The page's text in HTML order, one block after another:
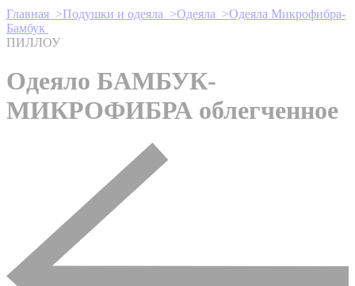
Главная >Подушки и одеяла >Одеяла >Одеяла Микрофибра-
Бамбук
ПИЛЛОУ
Одеяло БАМБУК-
МИКРОФИБРА облегченное